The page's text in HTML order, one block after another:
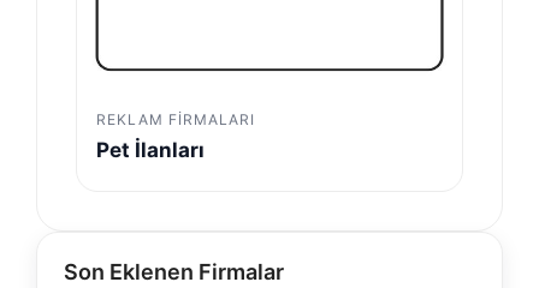
REKLAM FIRMALARI
Pet İlanları
Son Eklenen Firmalar